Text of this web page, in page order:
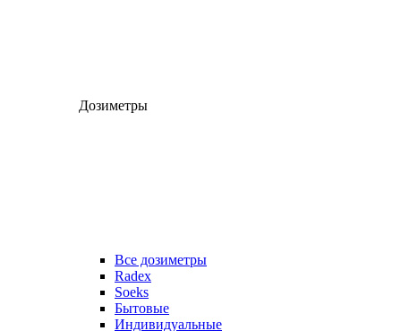
Дозиметры
Все дозиметры
Radex
Soeks
Бытовые
Индивидуальные